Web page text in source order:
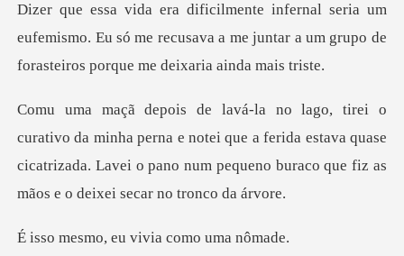
m
eufemismo. Eu só me recusava a me juntar a um grupo
erna e notei que a ferida estava quase
cicatrizada. Lavei o pano num
eu vivia com